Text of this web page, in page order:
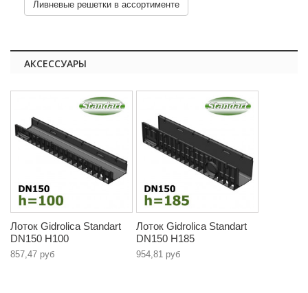
Ливневые решетки в ассортименте
АКСЕССУАРЫ
Лоток Gidrolica Standart
DN150 H100
857,47 руб
Лоток Gidrolica Standart
DN150 H185
954,81 руб